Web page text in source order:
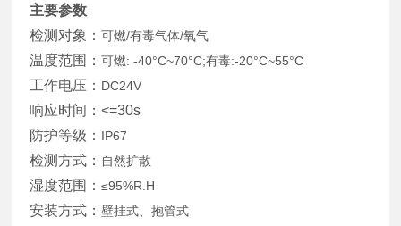
主要参数
检测对象：可燃/有毒气体/氧气
温度范围：可燃: -40°C~70°C;有毒:-20°C~55°C
工作电压： DC24V
响应时间：<=30s
防护等级： IP67
检测方式： 自然扩散
湿度范围：≤95%R.H
安装方式：壁挂式、抱管式